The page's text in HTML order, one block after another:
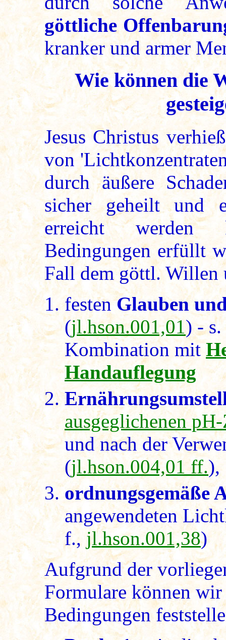
göttliche
kranker und armer
Wie können die
Jesus Christus
von
durch äußere
sicher geheilt und
erreicht werden
Bedingungen erfüllt
Fall dem göttl. Willen
festenGlauben
(jl.hson.001,01) -
Kombination mit
Handauflegung
ausgeglichenen
und nach der
(jl.hson.004,01 ff.),
ordnungsgemäße
angewendeten
f., jl.hson.001,38)
Aufgrund der
Formulare können
Bedingungen